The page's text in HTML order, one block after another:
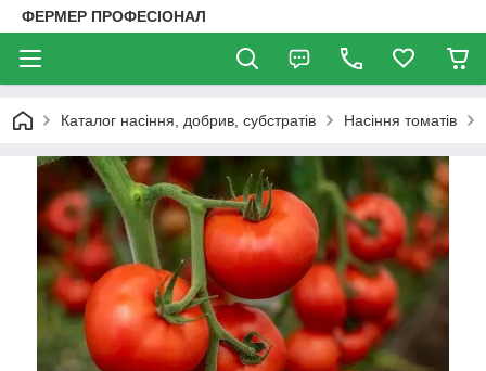
ФЕРМЕР ПРОФЕСІОНАЛ
Каталог насіння, добрив, субстратів Насіння томатів